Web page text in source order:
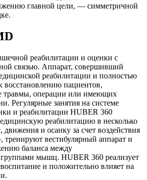
главной цели, — симметричной
реабилитации и оценки с
связью. Аппарат, совершивший
реабилитации и полностью
пациентов,
травмы, операции или имеющих
Регулярные занятия на системе
и реабилитации HUBER 360
реабилитацию в несколько
движения и осанку за счет воздействия
вестибулярный аппарат и
баланса между
мышц. HUBER 360 реализует
и положительно влияет на